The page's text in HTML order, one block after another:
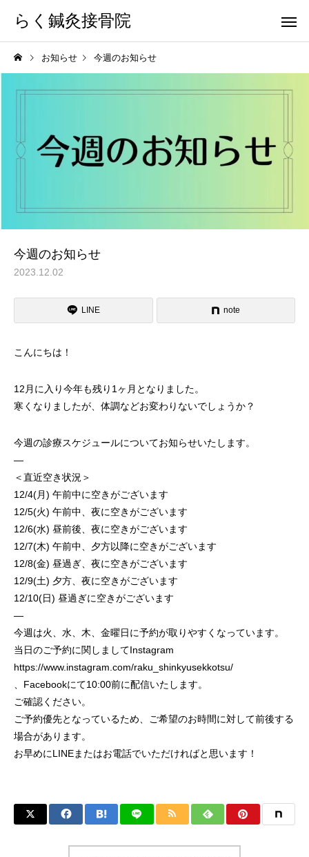
らく鍼灸接骨院
KB Finger パーフェクト
お知らせ 今週のお知らせ
今週のお知らせ
2023.12.02
LINE note
こんにちは！
12月に入り今年も残り1ヶ月となりました。
寒くなりましたが、体調などお変わりないでしょうか？
今週の診療スケジュールについてお知らせいたします。
—
＜直近空き状況＞
12/4(月) 午前中に空きがございます
12/5(火) 午前中、夜に空きがございます
12/6(水) 昼前後、夜に空きがございます
12/7(木) 午前中、夕方以降に空きがございます
12/8(金) 昼過ぎ、夜に空きがございます
12/9(土) 夕方、夜に空きがございます
12/10(日) 昼過ぎに空きがございます
—
今週は火、水、木、金曜日に予約が取りやすくなっています。
当日のご予約に関しましてInstagram
https://www.instagram.com/raku_shinkyusekkotsu/
、Facebookにて10:00前に配信いたします。
ご確認ください。
ご予約優先となっているため、ご希望のお時間に対して前後する
場合があります。
お早めにLINEまたはお電話でいただければと思います！